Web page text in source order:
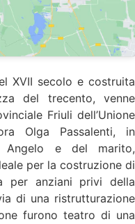
XVII secolo e costruita
del trecento, venne
Friuli dell’Unione
Olga Passalenti, in
e del marito,
per la costruzione di
per anziani privi della
di una ristrutturazione
furono teatro di una